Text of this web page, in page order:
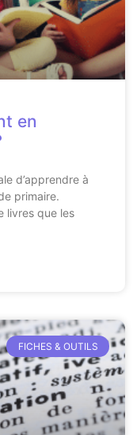
en
d’apprendre à
primaire.
livres que les
FICHES & OUTILS